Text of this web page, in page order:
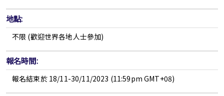
地點:
不限 (歡迎世界各地人士參加)
報名時間:
報名結束於 18/11-30/11/2023 (11:59pm GMT+08)